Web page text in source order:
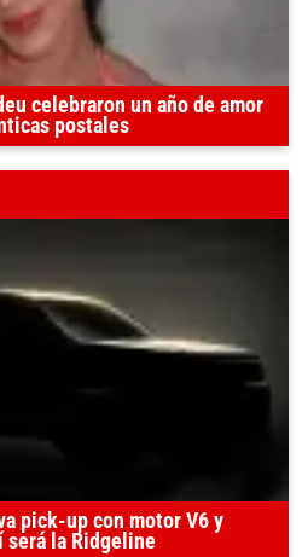
celebraron un año de amor
postales
pick-up con motor V6 y
será la Ridgeline